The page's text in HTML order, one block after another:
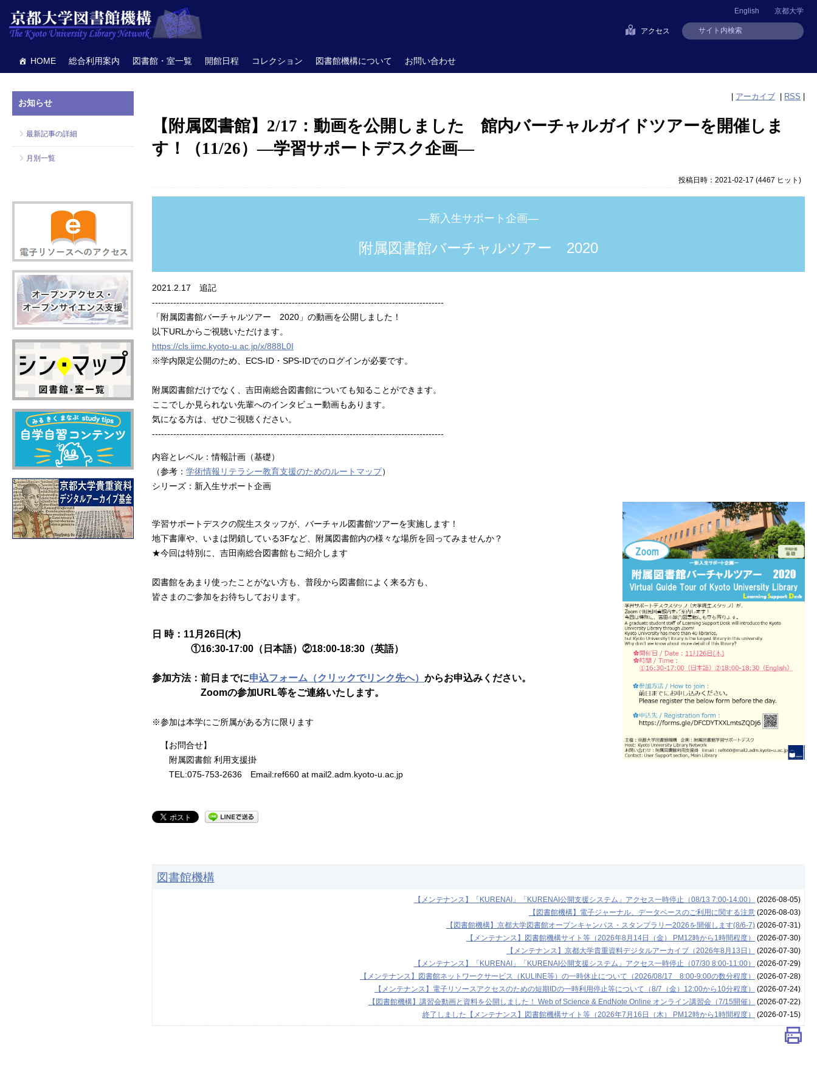
京都大学
English
アクセス
HOME 総合利用案内 図書館・室一覧 開館日程 コレクション 図書館機構について お問い合わせ
| アーカイブ | RSS |
【附属図書館】2/17：動画を公開しました 館内バーチャルガイドツアーを開催しま
す！（11/26）―学習サポートデスク企画―
投稿日時：2021-02-17 (4467 ヒット )
―新入生サポート企画―
附属図書館バーチャルツアー 2020
2021.2.17 追記
------------------------------------------------------------------------------------------------
「附属図書館バーチャルツアー 2020」の動画を公開しました！
以下URLからご視聴いただけます。
https://cls.iimc.kyoto-u.ac.jp/x/888L0I
※学内限定公開のため、ECS-ID・SPS-IDでのログインが必要です。
附属図書館だけでなく、吉田南総合図書館についても知ることができます。
ここでしか見られない先輩へのインタビュー動画もあります。
気になる方は、ぜひご視聴ください。
------------------------------------------------------------------------------------------------
内容とレベル：情報計画（基礎）
（参考： 学術情報リテラシー教育支援のためのルートマップ）
シリーズ：新入生サポート企画
学習サポートデスクの院生スタッフが、バーチャル図書館ツアーを実施します！
地下書庫や、いまは閉鎖している3Fなど、附属図書館内の様々な場所を回ってみませんか？
★今回は特別に、吉田南総合図書館もご紹介します
図書館をあまり使ったことがない方も、普段から図書館によく来る方も、
皆さまのご参加をお待ちしております。
日 時：11月26日(木)
①16:30-17:00（日本語）②18:00-18:30（英語）
参加方法：前日までに申込フォーム（クリックでリンク先へ） からお申込みください。
Zoomの参加URL等をご連絡いたします。
※参加は本学にご所属がある方に限ります
【お問合せ】
附属図書館 利用支援掛
TEL:075-753-2636 Email:ref660 at mail2.adm.kyoto-u.ac.jp
図書館機構
【メンテナンス】「KURENAI」「KURENAI公開支援システム」アクセス一時停止（08/13 7:00-14:00）
(2026-08-05)
【図書館機構】電子ジャーナル、データベースのご利用に関する注意(2026-08-03)
【図書館機構】京都大学図書館オープンキャンパス・スタンプラリー2026を開催します(8/6-7)(2026-07-31)
【メンテナンス】図書館機構サイト等（2026年8月14日（金） PM12時から1時間程度）
(2026-07-30)
【メンテナンス】京都大学貴重資料デジタルアーカイブ（2026年8月13日）
(2026-07-30)
【メンテナンス】「KURENAI」「KURENAI公開支援システム」アクセス一時停止（07/30 8:00-11:00）
(2026-07-29)
【メンテナンス】図書館ネットワークサービス（KULINE等）の一時休止について（2026/08/17 8:00-9:00の数分程度）
(2026-07-28)
【メンテナンス】電子リソースアクセスのための短期IDの一時利用停止等について（8/7（金）12:00から10分程度）
(2026-07-24)
【図書館機構】講習会動画と資料を公開しました！ Web of Science & EndNote Online オンライン講習会（7/15開催）
(2026-07-22)
終了しました【メンテナンス】図書館機構サイト等（2026年7月16日（木） PM12時から1時間程度）
(2026-07-15)
お知らせ
最新記事の詳細
月別一覧